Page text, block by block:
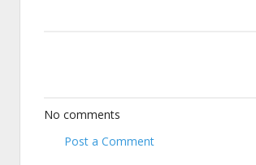
No comments
Post a Comment